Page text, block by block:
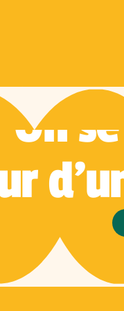
RÉSERVEZ VOTRE
On